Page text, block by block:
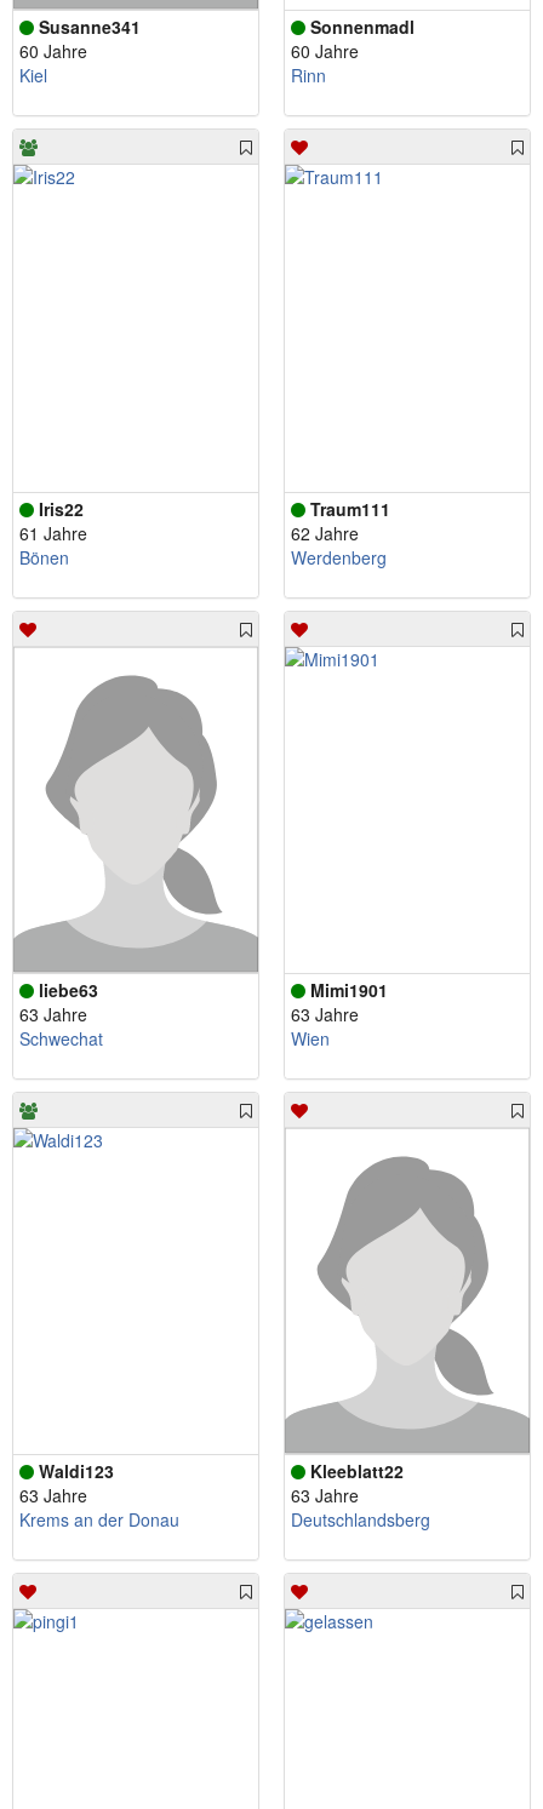
Susanne341
60 Jahre
Kiel
Sonnenmadl
60 Jahre
Rinn
Iris22
61 Jahre
Bönen
Traum111
62 Jahre
Werdenberg
liebe63
63 Jahre
Schwechat
Mimi1901
63 Jahre
Wien
Waldi123
63 Jahre
Krems an der Donau
Kleeblatt22
63 Jahre
Deutschlandsberg